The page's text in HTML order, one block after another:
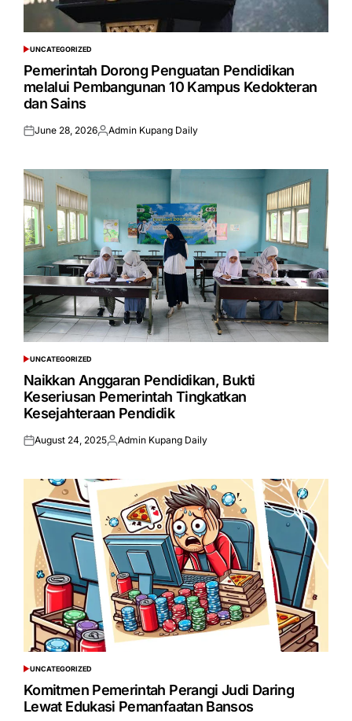
POSTED
IN
UNCATEGORIZED
Pemerintah Dorong Penguatan Pendidikan
melalui Pembangunan 10 Kampus Kedokteran
dan Sains
Posted
June 28, 2026Posted
Admin Kupang Daily
POSTED
IN
UNCATEGORIZED
Naikkan Anggaran Pendidikan, Bukti
Keseriusan Pemerintah Tingkatkan
Kesejahteraan Pendidik
Posted
August 24, 2025Posted
Admin Kupang Daily
POSTED
IN
UNCATEGORIZED
Komitmen Pemerintah Perangi Judi Daring
Lewat Edukasi Pemanfaatan Bansos